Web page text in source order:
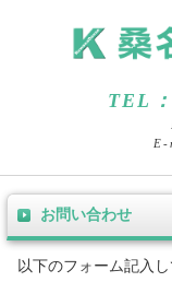
TEL
お問い合わせ
以下のフォーム記入